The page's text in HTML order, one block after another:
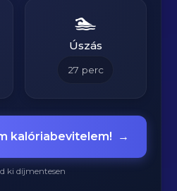
🏊
Úszás
27 perc
kalóriabevitelem! →
ki díjmentesen